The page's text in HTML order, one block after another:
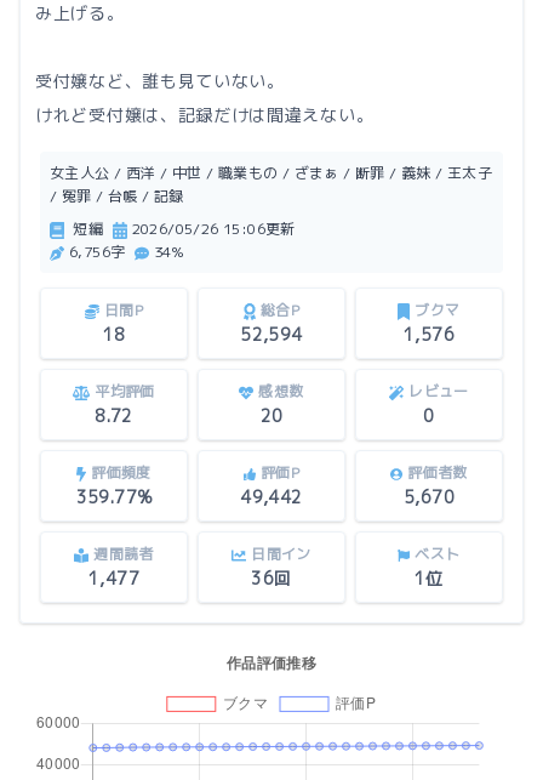
み上げる。
受付嬢など、誰も見ていない。
けれど受付嬢は、記録だけは間違えない。
女主人公 / 西洋 / 中世 / 職業もの / ざまぁ / 断罪 / 義妹 / 王太子
/ 冤罪 / 台帳 / 記録
短編
2026/05/26 15:06更新
6,756字
34%
日間P
18
総合P
52,594
ブクマ
1,576
平均評価
8.72
感想数
20
レビュー
0
評価頻度
359.77%
評価P
49,442
評価者数
5,670
週間読者
1,477
日間イン
36回
ベスト
1位